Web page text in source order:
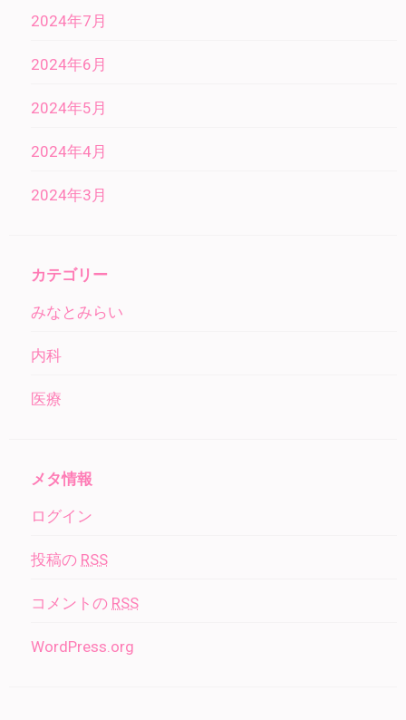
2024年7月
2024年6月
2024年5月
2024年4月
2024年3月
カテゴリー
みなとみらい
内科
医療
メタ情報
ログイン
投稿の RSS
コメントの RSS
WordPress.org